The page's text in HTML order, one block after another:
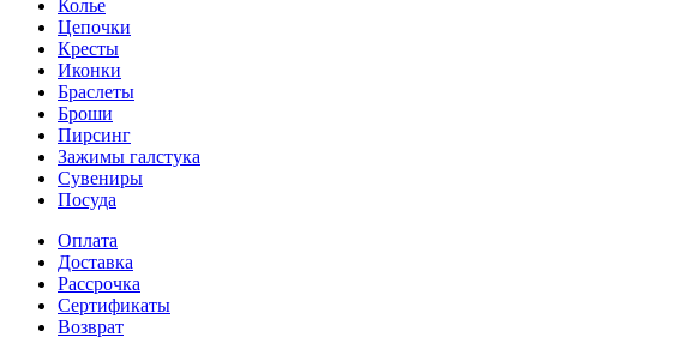
Колье
Цепочки
Кресты
Иконки
Браслеты
Броши
Пирсинг
Зажимы галстука
Сувениры
Посуда
Оплата
Доставка
Рассрочка
Сертификаты
Возврат